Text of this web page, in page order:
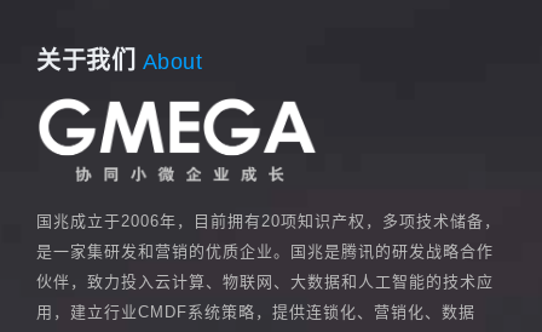
关于我们 About
国兆成立于2006年，目前拥有20项知识产权，多项技术储备，
是一家集研发和营销的优质企业。国兆是腾讯的研发战略合作
伙伴，致力投入云计算、物联网、大数据和人工智能的技术应
用，建立行业CMDF系统策略，提供连锁化、营销化、数据